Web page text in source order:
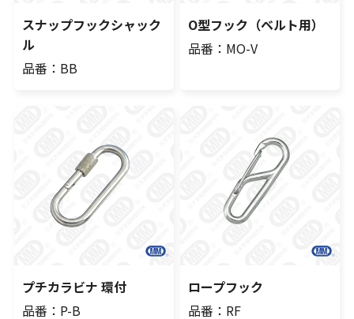
スナップフックシャック
ル
品番：BB
O型フック（ベルト用）
品番：MO-V
プチカラビナ 環付
品番：P-B
ロープフック
品番：RF